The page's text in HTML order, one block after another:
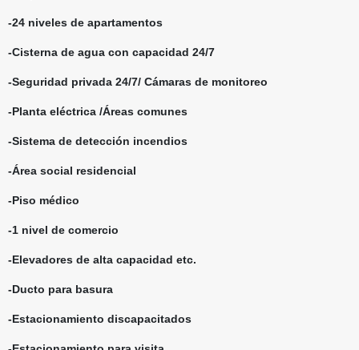
-24 niveles de apartamentos
-Cisterna de agua con capacidad 24/7
-Seguridad privada 24/7/ Cámaras de monitoreo
-Planta eléctrica /Áreas comunes
-Sistema de detección incendios
-Área social residencial
-Piso médico
-1 nivel de comercio
-Elevadores de alta capacidad etc.
-Ducto para basura
-Estacionamiento discapacitados